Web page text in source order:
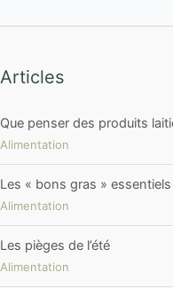
Articles
Que penser des produits
Alimentation
Les « bons gras »
Alimentation
Les pièges de l’été
Alimentation